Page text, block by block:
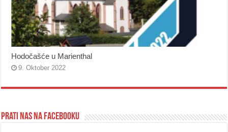
Hodočašće u Marienthal
9. Oktober 2022
Prati nas na Facebooku